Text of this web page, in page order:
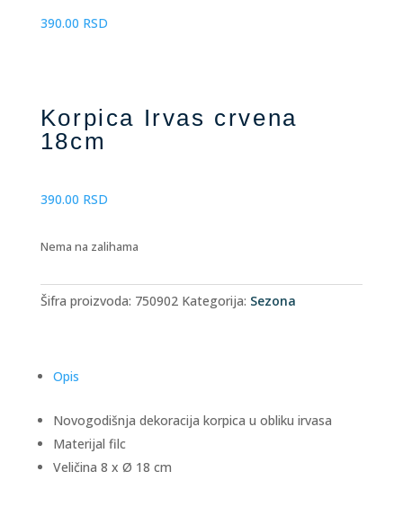
390.00 RSD
Korpica Irvas crvena
18cm
390.00 RSD
Nema na zalihama
Šifra proizvoda: 750902 Kategorija: Sezona
Opis
Novogodišnja dekoracija korpica u obliku irvasa
Materijal filc
Veličina 8 x Ø 18 cm